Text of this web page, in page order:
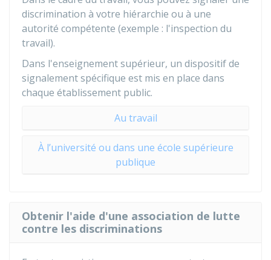
discrimination à votre hiérarchie ou à une
autorité compétente (exemple : l'inspection du
travail).
Dans l'enseignement supérieur, un dispositif de
signalement spécifique est mis en place dans
chaque établissement public.
Au travail
À l’université ou dans une école supérieure
publique
Obtenir l'aide d'une association de lutte
contre les discriminations